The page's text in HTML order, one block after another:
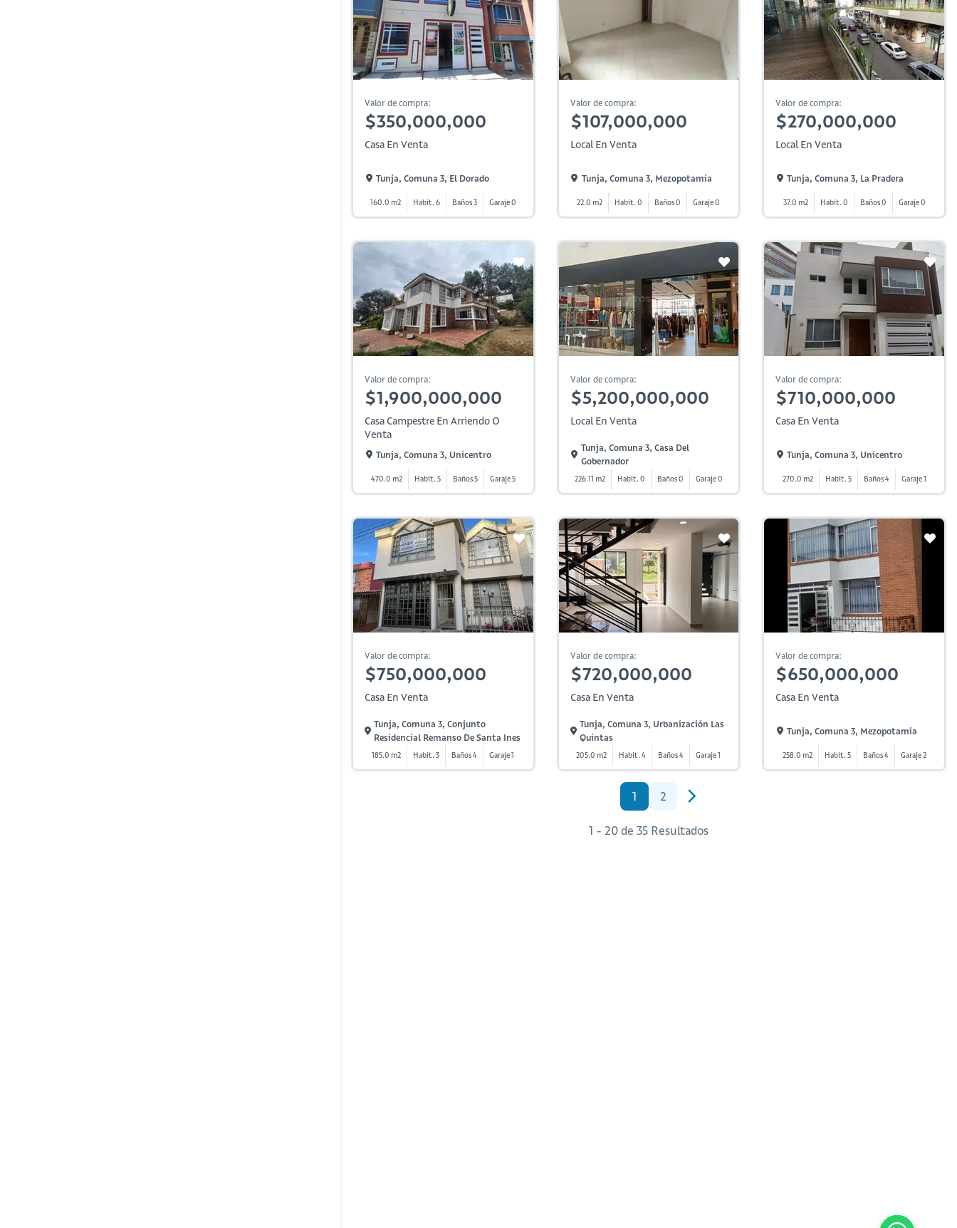
Valor de compra:
$350,000,000
Casa En Venta
Tunja, Comuna 3, El Dorado
160.0 m2 Habit. 6 Baños 3 Garaje 0
Valor de compra:
$107,000,000
Local En Venta
Tunja, Comuna 3, Mezopotamia
22.0 m2 Habit. 0 Baños 0 Garaje 0
Valor de compra:
$270,000,000
Local En Venta
Tunja, Comuna 3, La Pradera
37.0 m2 Habit. 0 Baños 0 Garaje 0
Valor de compra:
$1,900,000,000
Casa Campestre En Arriendo O
Venta
Tunja, Comuna 3, Unicentro
470.0 m2 Habit. 5 Baños 5 Garaje 5
Valor de compra:
$5,200,000,000
Local En Venta
Tunja, Comuna 3, Casa Del
Gobernador
226.11 m2 Habit. 0 Baños 0 Garaje 0
Valor de compra:
$710,000,000
Casa En Venta
Tunja, Comuna 3, Unicentro
270.0 m2 Habit. 5 Baños 4 Garaje 1
Valor de compra:
$750,000,000
Casa En Venta
Tunja, Comuna 3, Conjunto
Residencial Remanso De Santa Ines
185.0 m2 Habit. 3 Baños 4 Garaje 1
Valor de compra:
$720,000,000
Casa En Venta
Tunja, Comuna 3, Urbanización Las
Quintas
205.0 m2 Habit. 4 Baños 4 Garaje 1
Valor de compra:
$650,000,000
Casa En Venta
Tunja, Comuna 3, Mezopotamia
258.0 m2 Habit. 5 Baños 4 Garaje 2
1 2
1 - 20 de 35 Resultados